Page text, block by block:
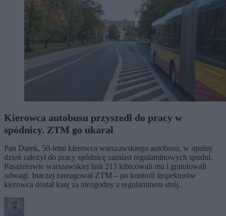
Kierowca autobusu przyszedł do pracy w
spódnicy. ZTM go ukarał
Pan Darek, 50-letni kierowca warszawskiego autobusu, w upalny
dzień założył do pracy spódnicę zamiast regulaminowych spodni.
Pasażerowie warszawskiej linii 213 kibicowali mu i gratulowali
odwagi. Inaczej zareagował ZTM – po kontroli inspektorów
kierowca dostał karę za niezgodny z regulaminem strój.